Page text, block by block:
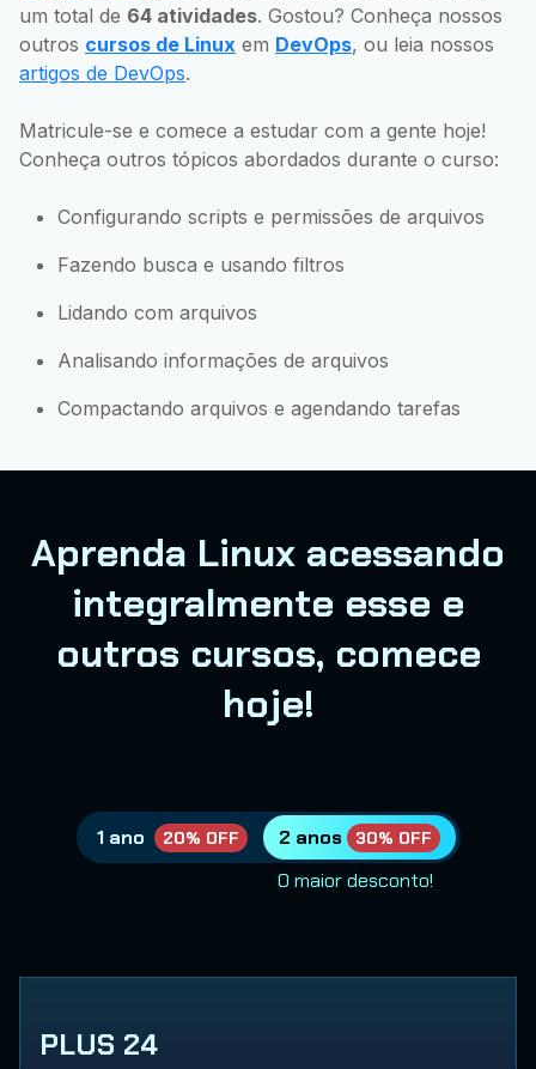
um total de 64 atividades. Gostou? Conheça nossos
outros cursos de Linux em DevOps, ou leia nossos
artigos de DevOps.
Matricule-se e comece a estudar com a gente hoje!
Conheça outros tópicos abordados durante o curso:
Configurando scripts e permissões de arquivos
Fazendo busca e usando filtros
Lidando com arquivos
Analisando informações de arquivos
Compactando arquivos e agendando tarefas
Aprenda Linux acessando
integralmente esse e
outros cursos, comece
hoje!
1 ano 20% OFF 2 anos 30% OFF
O maior desconto!
PLUS 24